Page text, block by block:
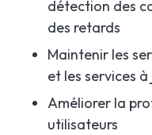
détection des
des retards
Maintenir les
et les services
Améliorer la
utilisateurs